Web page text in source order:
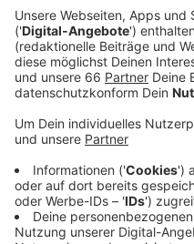
nachgefragt.
Veröffentlicht:Mittwoch,
Sie hat uns bestätigt:
nach wie vor zu langen
Schlangen vor dem